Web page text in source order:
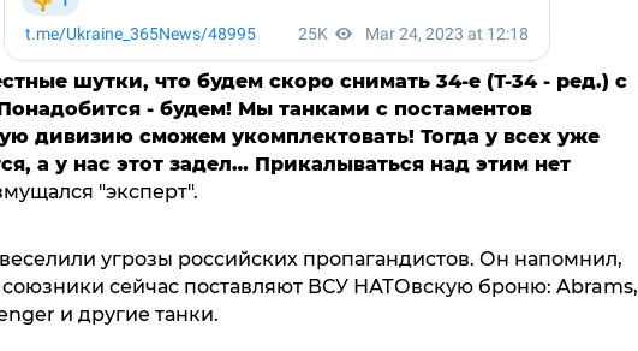
шутки, что будем скоро снимать 34-е (Т-34 - ред.) с
- будем! Мы танками с постаментов
дивизию сможем укомплектовать! Тогда у всех уже
а у нас этот задел… Прикалываться над этим нет
"эксперт".
угрозы российских пропагандистов. Он напомнил,
сейчас поставляют ВСУ НАТОвскую броню: Abrams,
и другие танки.